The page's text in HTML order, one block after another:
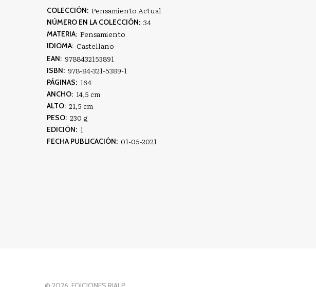
COLECCIÓN: Pensamiento Actual
NÚMERO EN LA COLECCIÓN: 34
MATERIA: Pensamiento
IDIOMA: Castellano
EAN: 9788432153891
ISBN: 978-84-321-5389-1
PÁGINAS: 164
ANCHO: 14,5 cm
ALTO: 21,5 cm
PESO: 230 g
EDICIÓN: 1
FECHA PUBLICACIÓN: 01-05-2021